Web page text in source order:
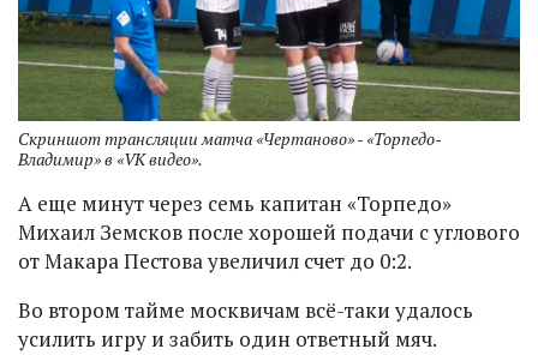
Скриншот трансляции матча «Чертаново» - «Торпедо-
Владимир» в «VK видео».
А еще минут через семь капитан «Торпедо»
Михаил Земсков после хорошей подачи с углового
от Макара Пестова увеличил счет до 0:2.
Во втором тайме москвичам всё-таки удалось
усилить игру и забить один ответный мяч.